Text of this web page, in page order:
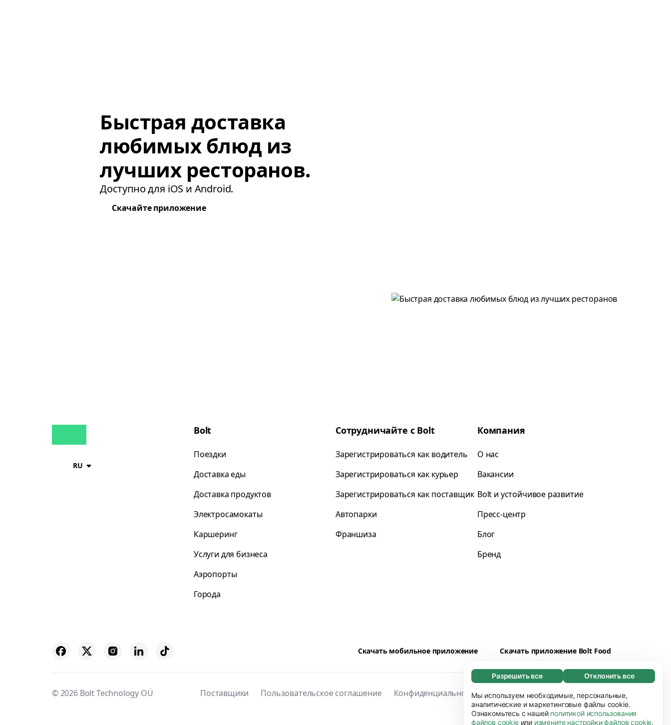
Обязательные (65)
Эти файлы необходимы для того, чтобы вы
могли перемещаться по сайту и
использовать его основные функции,
Узнать больше
Предпочтения (17)
Разрешить все Отклонить все
Мы используем необходимые, персональные,
аналитические и маркетинговые файлы cookie.
Ознакомьтесь с нашей политикой использования
файлов cookieили измените настройки файлов cookie.
Быстрая доставка
любимых блюд из
лучших ресторанов.
Доступно для iOS и Android.
Скачайте приложение
RU
Bolt
Поездки
Доставка еды
Доставка продуктов
Электросамокаты
Каршеринг
Услуги для бизнеса
Аэропорты
Города
Сотрудничайте с Bolt
Зарегистрироваться как водитель
Зарегистрироваться как курьер
Зарегистрироваться как поставщик
Автопарки
Франшиза
Компания
О нас
Вакансии
Bolt и устойчивое развитие
Пресс-центр
Блог
Бренд
Скачать мобильное приложение Скачать приложение Bolt Food
© 2026 Bolt Technology OÜ Поставщики Пользовательское соглашение Конфиденциальность Файлы cookies Безопасность